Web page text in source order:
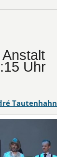
Uhr
Tautenhahn